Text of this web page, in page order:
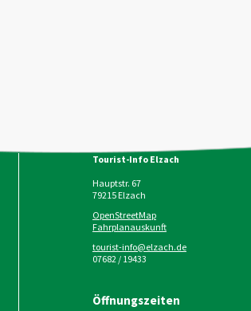
Tourist-Info Elzach
Hauptstr. 67
79215Elzach
OpenStreetMap
Fahrplanauskunft
tourist-info@elzach.de
07682 / 19433
Öffnungszeiten